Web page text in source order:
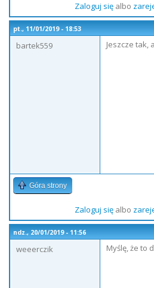
Zaloguj sięalbo
pt., 11/01/2019 - 18:53
bartek559
Jeszcze tak,
Góra strony
Zaloguj sięalbo
ndz., 20/01/2019 - 11:56
weeerczik
Myślę, że to